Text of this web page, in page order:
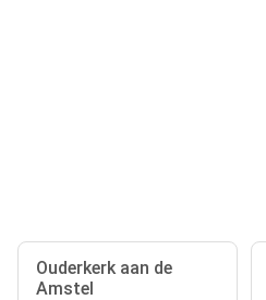
Ouderkerk aan de
Amstel